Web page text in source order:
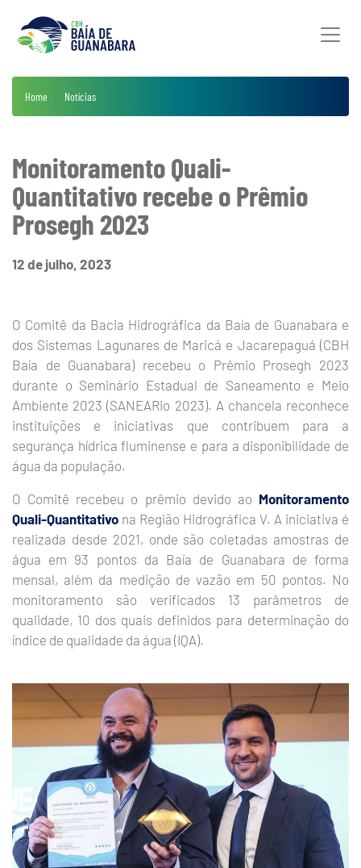
Home Notícias
Monitoramento Quali-
Quantitativo recebe o Prêmio
Prosegh 2023
12 de julho, 2023
O Comitê da Bacia Hidrográfica da Baía de Guanabara e
dos Sistemas Lagunares de Maricá e Jacarepaguá (CBH
Baía de Guanabara) recebeu o Prêmio Prosegh 2023
durante o Seminário Estadual de Saneamento e Meio
Ambiente 2023 (SANEARio 2023). A chancela reconhece
instituições e iniciativas que contribuem para a
segurança hídrica fluminense e para a disponibilidade de
água da população.
O Comitê recebeu o prêmio devido ao Monitoramento
Quali-Quantitativo na Região Hidrográfica V. A iniciativa é
realizada desde 2021, onde são coletadas amostras de
água em 93 pontos da Baía de Guanabara de forma
mensal, além da medição de vazão em 50 pontos. No
monitoramento são verificados 13 parâmetros de
qualidade, 10 dos quais definidos para determinação do
índice de qualidade da água (IQA).